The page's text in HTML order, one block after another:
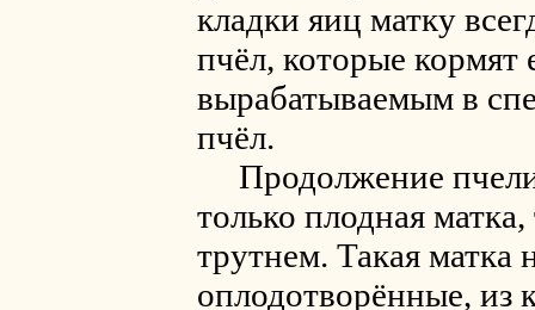
кладки яиц матку
пчёл, которые кормят
вырабатываемым в
пчёл.
Продолжение
только плодная
трутнем. Такая матка
оплодотворённые, из